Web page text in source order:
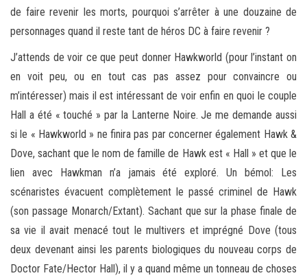
de faire revenir les morts, pourquoi s’arrêter à une douzaine de
personnages quand il reste tant de héros DC à faire revenir ?
J’attends de voir ce que peut donner Hawkworld (pour l’instant on
en voit peu, ou en tout cas pas assez pour convaincre ou
m’intéresser) mais il est intéressant de voir enfin en quoi le couple
Hall a été « touché » par la Lanterne Noire. Je me demande aussi
si le « Hawkworld » ne finira pas par concerner également Hawk &
Dove, sachant que le nom de famille de Hawk est « Hall » et que le
lien avec Hawkman n’a jamais été exploré. Un bémol: Les
scénaristes évacuent complètement le passé criminel de Hawk
(son passage Monarch/Extant). Sachant que sur la phase finale de
sa vie il avait menacé tout le multivers et imprégné Dove (tous
deux devenant ainsi les parents biologiques du nouveau corps de
Doctor Fate/Hector Hall), il y a quand même un tonneau de choses